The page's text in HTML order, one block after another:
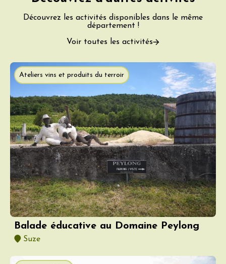
Découvrez les activités disponibles dans le même
département !
Voir toutes les activités
Ateliers vins et produits du terroir
Balade éducative au Domaine Peylong
Suze